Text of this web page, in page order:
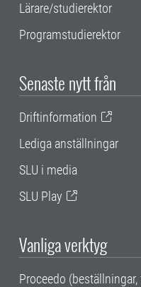
Lärare/studierektor
Programstudierektor
Senaste nytt från
Driftinformation
Lediga anställningar
SLU i media
SLU Play
Vanliga verktyg
Proceedo